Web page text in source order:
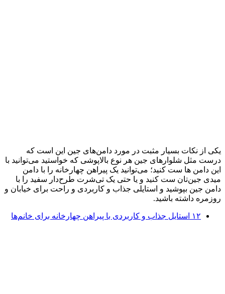
یکی از نکات بسیار مثبت در مورد دامن‌های جین این است که
درست مثل شلوارهای جین هر نوع بالاپوشی که خواستید می‌توانید با
این دامن ها ست کنید؛ می‌توانید یک پیراهن چهارخانه را با دامن
میدی جین‌تان ست کنید و یا حتی یک تی‌شرت طرح‌دار سفید را با
دامن جین بپوشید و استایلی جذاب و کاربردی و راحت برای خیابان و
روزمره داشته باشید.
۱۲ استایل جذاب و کاربردی با پیراهن چهارخانه برای خانم‌ها